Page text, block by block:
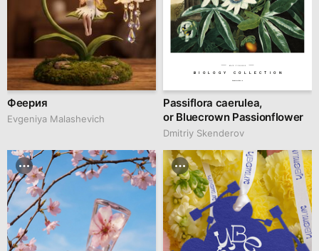
Феерия
Evgeniya Malashevich
№VZ 17250003
BIOLOGY COLLECTION
hseanimation.ru
Passiflora caerulea,
or Bluecrown Passionflower
Dmitriy Skenderov